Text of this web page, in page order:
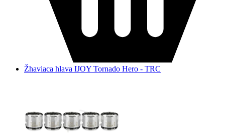
Žhaviaca hlava IJOY Tornado Hero - TRC